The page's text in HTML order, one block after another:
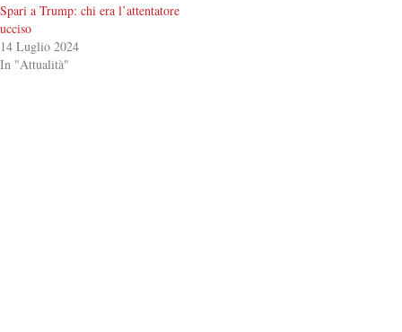
Spari a Trump: chi era l’attentatore
ucciso
14 Luglio 2024
In "Attualità"